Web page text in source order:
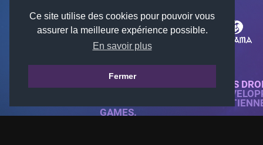
Ce site utilise des cookies pour pouvoir vous
assurer la meilleure expérience possible.
En savoir plus
Fermer
© 2018-2026 KTARENA. TOUS
SITE WEB ENTIÈREMENT
TOUTES LES IMAGES
GAMES.